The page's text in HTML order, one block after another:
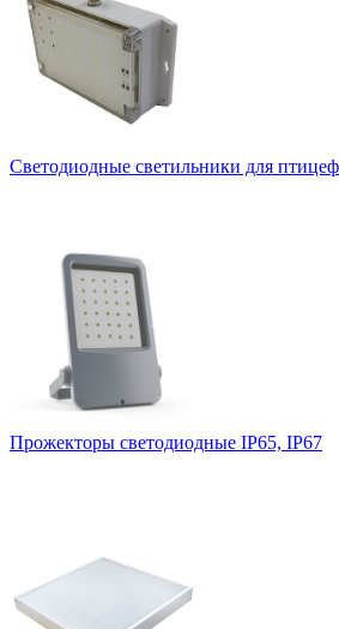
Светодиодные светильники для
Прожекторы светодиодные IP65, IP67